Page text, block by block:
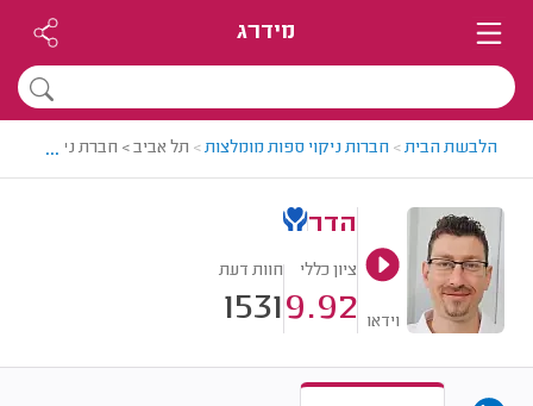
מידרג
הלבשת הבית> חברות ניקוי ספות מומלצות> תל אביב > חברת ניקוי
...
וידאו
הדר
ציון כללי
9.92
חוות דעת
1531